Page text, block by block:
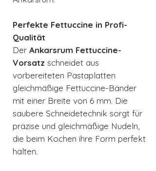
Perfekte Fettuccine in Profi-
Qualität
Der Ankarsrum Fettuccine-
Vorsatz schneidet aus
vorbereiteten Pastaplatten
gleichmäßige Fettuccine-Bänder
mit einer Breite von 6 mm. Die
saubere Schneidetechnik sorgt für
präzise und gleichmäßige Nudeln,
die beim Kochen ihre Form perfekt
halten.